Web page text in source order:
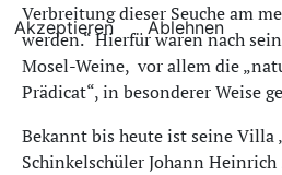
Verbreitung dieser Seuche am
werden.“ Hierfür waren nach
Mosel-Weine, vor allem die
Prädicat“, in besonderer Weise
Bekannt bis heute ist seine Villa
Schinkelschüler Johann
Akzeptieren Ablehnen